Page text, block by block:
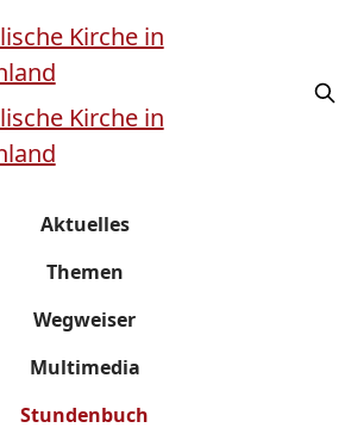
Aktuelles
Themen
Wegweiser
Multimedia
Stundenbuch